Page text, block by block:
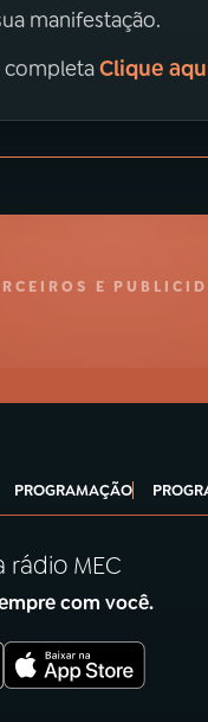
manifestação.
completaClique
E
PROGRAMAÇÃO
rádio MEC
com você.